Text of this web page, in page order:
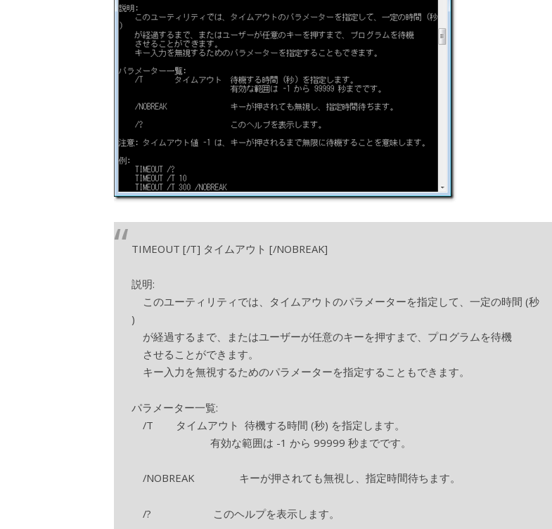
TIMEOUT [/T] タイムアウト [/NOBREAK]
説明:
このユーティリティでは、タイムアウトのパラメーターを指定して、一定の時間 (秒
)
が経過するまで、またはユーザーが任意のキーを押すまで、プログラムを待機
させることができます。
キー入力を無視するためのパラメーターを指定することもできます。
パラメーター一覧:
/T タイムアウト 待機する時間 (秒) を指定します。
有効な範囲は -1 から 99999 秒までです。
/NOBREAK キーが押されても無視し、指定時間待ちます。
/? このヘルプを表示します。